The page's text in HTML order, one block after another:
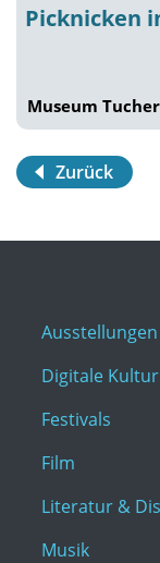
Picknicken
Museum
Zurück
Ausstellungen
Digitale Kultur
Festivals
Film
Literatur &
Musik